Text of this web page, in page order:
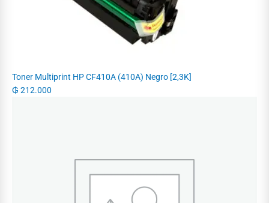
Toner Multiprint HP CF410A (410A) Negro [2,3K]
₲ 212.000